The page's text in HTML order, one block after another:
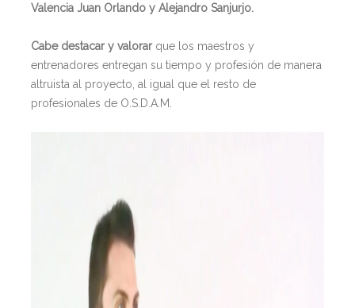
Valencia Juan Orlando y Alejandro Sanjurjo.
Cabe destacar y valorarque los maestros y
entrenadores entregan su tiempo y profesión de manera
altruista al proyecto, al igual que el resto de
profesionales de O.S.D.A.M.